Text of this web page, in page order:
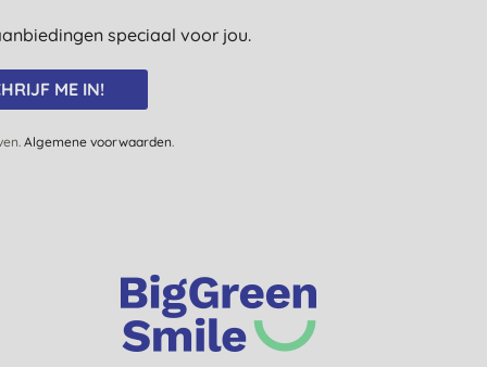
speciaal voor jou.
ME IN!
Algemene voorwaarden.